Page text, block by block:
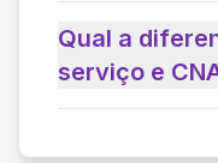
Qual a
serviço e